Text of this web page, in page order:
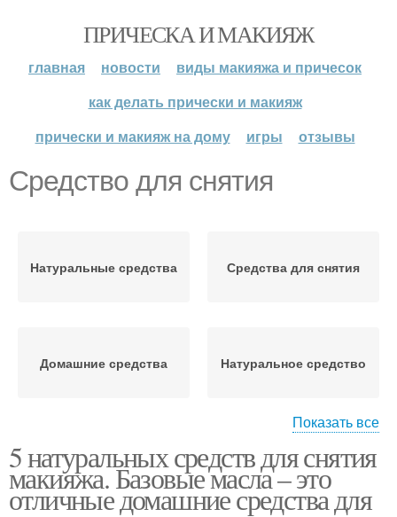
ПРИЧЕСКА И МАКИЯЖ
главная новости
виды макияжа и причесок
как делать прически и макияж
прически и макияж на дому
игры отзывы
Средство для снятия
Натуральные средства Средства для снятия
Домашние средства Натуральное средство
Средство на основе Варежка для снятия
Показать все
5 натуральных средств для снятия
макияжа. Базовые масла – это
отличные домашние средства для